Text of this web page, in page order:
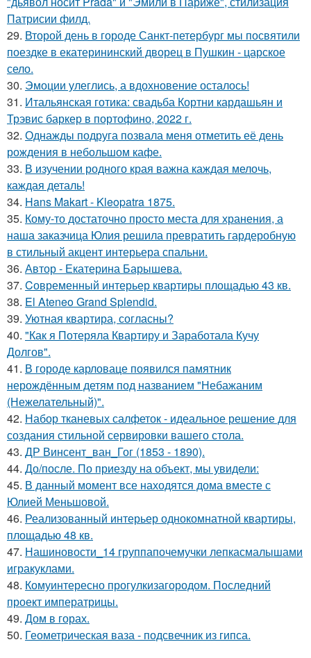
Патрисии филд.
29. Второй день в городе Санкт-петербург мы посвятили
поездке в екатерининский дворец в Пушкин - царское
село.
30. Эмоции улеглись, а вдохновение осталось!
31. Итальянская готика: свадьба Кортни кардашьян и
Трэвис баркер в портофино, 2022 г.
32. Однажды подруга позвала меня отметить её день
рождения в небольшом кафе.
33. В изучении родного края важна каждая мелочь,
каждая деталь!
34. Hans Makart - Kleopatra 1875.
35. Кому-то достаточно просто места для хранения, а
наша заказчица Юлия решила превратить гардеробную
в стильный акцент интерьера спальни.
36. Автор - Екатерина Барышева.
37. Cовременный интерьер квартиры площадью 43 кв.
38. El Ateneo Grand Splendid.
39. Уютная квартира, согласны?
40. "Как я Потеряла Квартиру и Заработала Кучу
Долгов".
41. В городе карловаце появился памятник
нерождённым детям под названием "Небажаним
(Нежелательный)".
42. Набор тканевых салфеток - идеальное решение для
создания стильной сервировки вашего стола.
43. ДР Винсент_ван_Гог (1853 - 1890).
44. До/после. По приезду на объект, мы увидели:
45. В данный момент все находятся дома вместе с
Юлией Меньшовой.
46. Реализованный интерьер однокомнатной квартиры,
площадью 48 кв.
47. Нашиновости_14 группапочемучки лепкасмалышами
игракуклами.
48. Комуинтересно прогулкизагородом. Последний
проект императрицы.
49. Дом в горах.
50. Геометрическая ваза - подсвечник из гипса.